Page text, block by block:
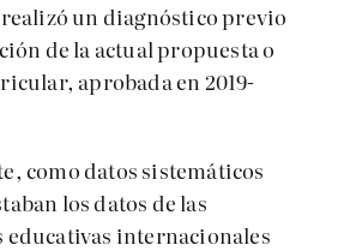
realizó un diagnóstico previo
de la actual propuesta o
aprobada en 2019-
como datos sistemáticos
los datos de las
educativas internacionales